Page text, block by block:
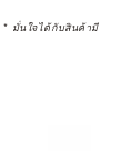
* มั่นใจได้กับสินค้ามี